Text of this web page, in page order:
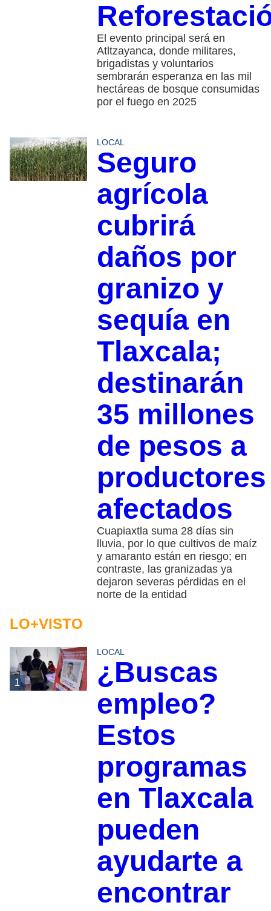
El evento principal será en
Atltzayanca, donde militares,
brigadistas y voluntarios
sembrarán esperanza en las mil
hectáreas de bosque consumidas
por el fuego en 2025
LOCAL
Seguro
agrícola
cubrirá
daños por
granizo y
sequía en
Tlaxcala;
destinarán
35 millones
de pesos a
productores
afectados
Cuapiaxtla suma 28 días sin
lluvia, por lo que cultivos de maíz
y amaranto están en riesgo; en
contraste, las granizadas ya
dejaron severas pérdidas en el
norte de la entidad
LO+VISTO
1
LOCAL
¿Buscas
empleo?
Estos
programas
en Tlaxcala
pueden
ayudarte a
encontrar